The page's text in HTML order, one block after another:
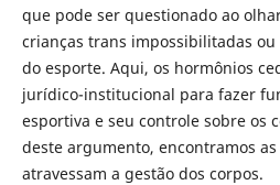
que pode ser questionado ao
crianças trans impossibilitadas
do esporte. Aqui, os hormônios
jurídico-institucional para fazer
esportiva e seu controle sobre os
deste argumento, encontramos
atravessam a gestão dos corpos.